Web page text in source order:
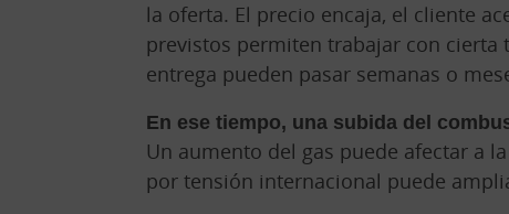
la oferta. El precio encaja, el cliente
previstos permiten trabajar con
entrega pueden pasar semanas o
En ese tiempo, una subida del
Un aumento del gas puede afectar a
por tensión internacional puede